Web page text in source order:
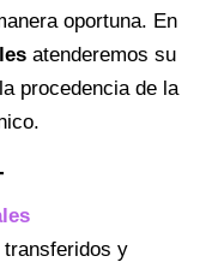
oportuna. En
atenderemos su
procedencia de la
transferidos y